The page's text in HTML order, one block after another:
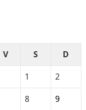
V S
D
1
2
8
9